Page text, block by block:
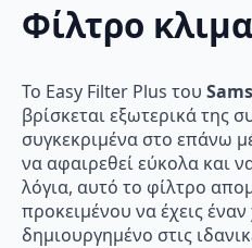
Φίλτρο
Το Easy Filter Plus του
βρίσκεται εξωτερικά της
συγκεκριμένα στο επάνω
να αφαιρεθεί εύκολα και
λόγια, αυτό το φίλτρο
προκειμένου να έχεις
δημιουργημένο στις